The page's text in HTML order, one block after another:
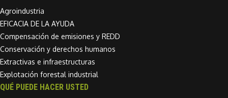
Agroindustria
EFICACIA DE LA AYUDA
Compensación de emisiones y REDD
Conservación y derechos humanos
Extractivas e infraestructuras
Explotación forestal industrial
QUÉ PUEDE HACER USTED